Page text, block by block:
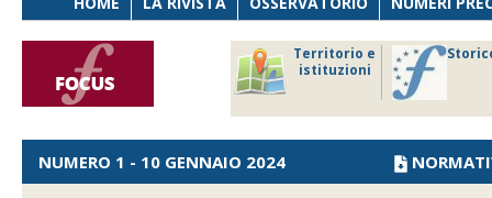
Territorio e
istituzioni
NUMERO 1 - 10 GENNAIO 2024